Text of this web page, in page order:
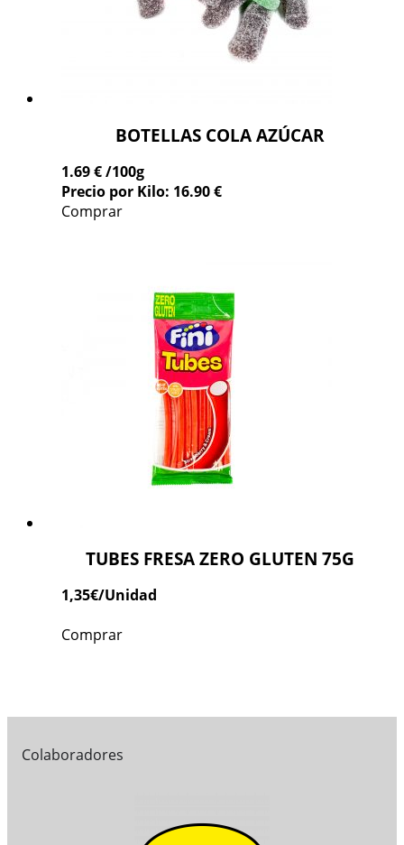
BOTELLAS COLA AZÚCAR
1.69 €/100g
Precio por Kilo: 16.90 €
Comprar
TUBES FRESA ZERO GLUTEN 75G
1,35€/Unidad
Comprar
Colaboradores